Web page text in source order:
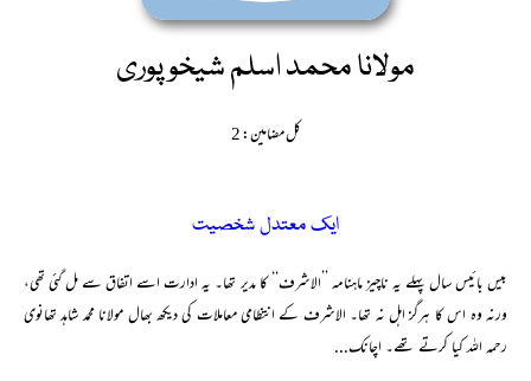
مولانا محمد اسلم شیخوپوری
کل مضامین: 2
ایک معتدل شخصیت
بیس بائیس سال پہلے یہ ناچیز ماہنامہ ’’الاشرف‘‘ کا مدیر تھا۔ یہ ادارت اسے اتفاق سے مل گئی تھی،
ورنہ وہ اس کا ہرگز اہل نہ تھا۔ الاشرف کے انتظامی معاملات کی دیکھ بھال مولانا محمد شاہد تھانوی
رحمہ اللہ کیا کرتے تھے۔ اچانک...